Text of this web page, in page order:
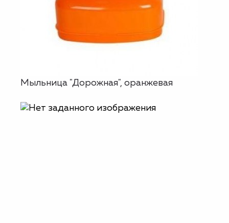
Мыльница "Дорожная", оранжевая